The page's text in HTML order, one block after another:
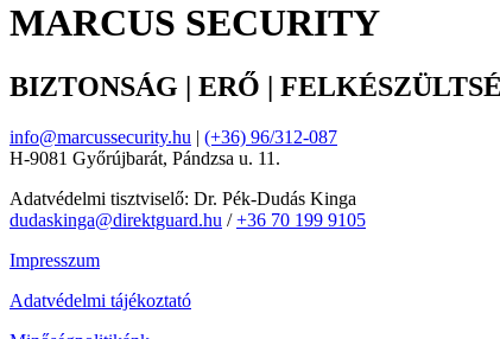
MARCUS SECURITY
BIZTONSÁG | ERŐ |
info@marcussecurity.hu | (+36) 96/312-087
H-9081 Győrújbarát, Pándzsa u. 11.
Adatvédelmi tisztviselő: Dr. Pék-Dudás Kinga
dudaskinga@direktguard.hu /+36 70 199 9105
Impresszum
Adatvédelmi tájékoztató